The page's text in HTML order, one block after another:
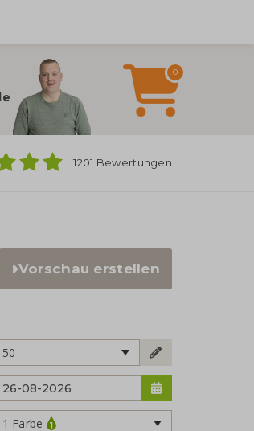
0
1201 Bewertungen
Vorschau erstellen
50
1 Farbe